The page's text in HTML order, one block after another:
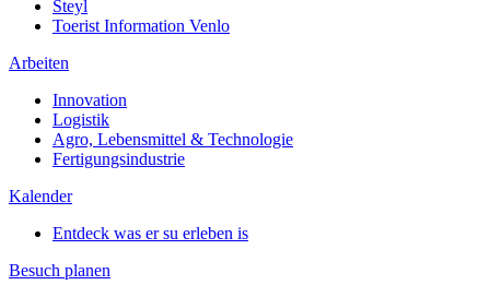
Steyl
Toerist Information Venlo
Arbeiten
Innovation
Logistik
Agro, Lebensmittel & Technologie
Fertigungsindustrie
Kalender
Entdeck was er su erleben is
Besuch planen